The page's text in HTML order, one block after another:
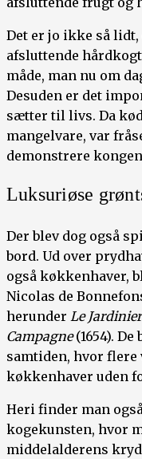
Det er jo ikke så
afsluttende
måde, man nu om
Desuden er det
sætter til livs. Da
mangelvare, var
demonstrere
Luksuriøse
Der blev dog også
bord. Ud over
også køkkenhaver,
Nicolas de
herunder Le
Campagne(1654).
samtiden, hvor flere
køkkenhaver uden
Heri finder man
kogekunsten, hvor
middelalderens